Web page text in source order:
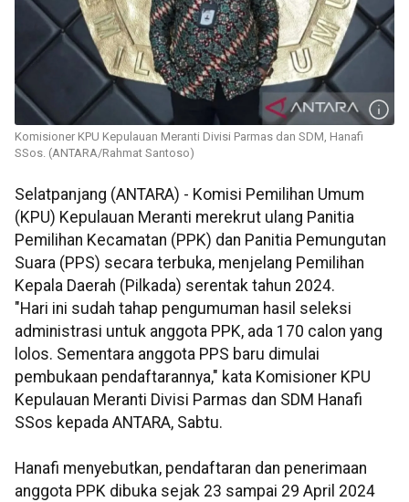
Komisioner KPU Kepulauan Meranti Divisi Parmas dan SDM, Hanafi
SSos. (ANTARA/Rahmat Santoso)
Selatpanjang (ANTARA) - Komisi Pemilihan Umum
(KPU) Kepulauan Meranti merekrut ulang Panitia
Pemilihan Kecamatan (PPK) dan Panitia Pemungutan
Suara (PPS) secara terbuka, menjelang Pemilihan
Kepala Daerah (Pilkada) serentak tahun 2024.
"Hari ini sudah tahap pengumuman hasil seleksi
administrasi untuk anggota PPK, ada 170 calon yang
lolos. Sementara anggota PPS baru dimulai
pembukaan pendaftarannya," kata Komisioner KPU
Kepulauan Meranti Divisi Parmas dan SDM Hanafi
SSos kepada ANTARA, Sabtu.
Hanafi menyebutkan, pendaftaran dan penerimaan
anggota PPK dibuka sejak 23 sampai 29 April 2024